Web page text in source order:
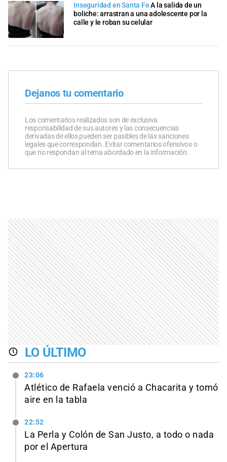
Inseguridad en Santa Fe A la salida de un
boliche: arrastran a una adolescente por la
calle y le roban su celular
Dejanos tu comentario
Los comentarios realizados son de exclusiva
responsabilidad de sus autores y las consecuencias
derivadas de ellos pueden ser pasibles de las sanciones
legales que correspondan. Evitar comentarios ofensivos o
que no respondan al tema abordado en la información.
LO ÚLTIMO
23:06
Atlético de Rafaela venció a Chacarita y tomó
aire en la tabla
22:52
La Perla y Colón de San Justo, a todo o nada
por el Apertura